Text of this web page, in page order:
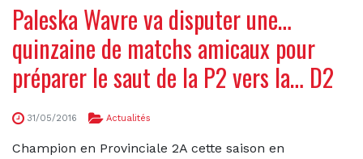
Paleska Wavre va disputer une…
quinzaine de matchs amicaux pour
préparer le saut de la P2 vers la… D2
31/05/2016 Actualités
Champion en Provinciale 2A cette saison en